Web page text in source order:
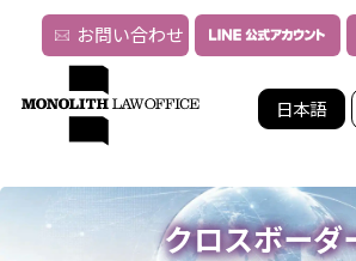
日本語
お問い合わせ
クロスボーダ